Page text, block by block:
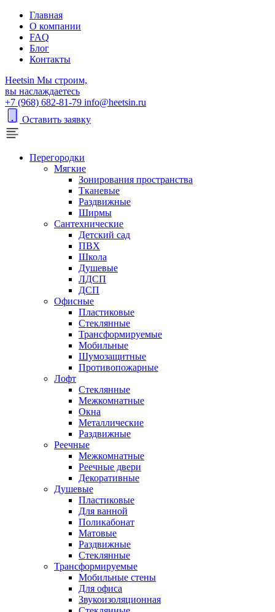
Главная
О компании
FAQ
Блог
Контакты
Heetsin Мы строим,
вы наслаждаетесь
+7 (968) 682-81-79 info@heetsin.ru
Оставить заявку
Перегородки
Мягкие
Зонирования пространства
Тканевые
Раздвижные
Ширмы
Сантехнические
Детский сад
ПВХ
Школа
Душевые
ЛДСП
ДСП
Офисные
Пластиковые
Стеклянные
Трансформируемые
Мобильные
Шумозащитные
Противопожарные
Лофт
Стеклянные
Межкомнатные
Окна
Металлические
Раздвижные
Реечные
Межкомнатные
Реечные двери
Декоративные
Душевые
Пластиковые
Для ванной
Поликабонат
Матовые
Раздвижные
Стеклянные
Трансформируемые
Мобильные стены
Для офиса
Звукоизоляционная